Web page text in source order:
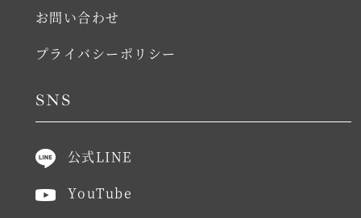
お問い合わせ
プライバシーポリシー
SNS
公式LINE
YouTube